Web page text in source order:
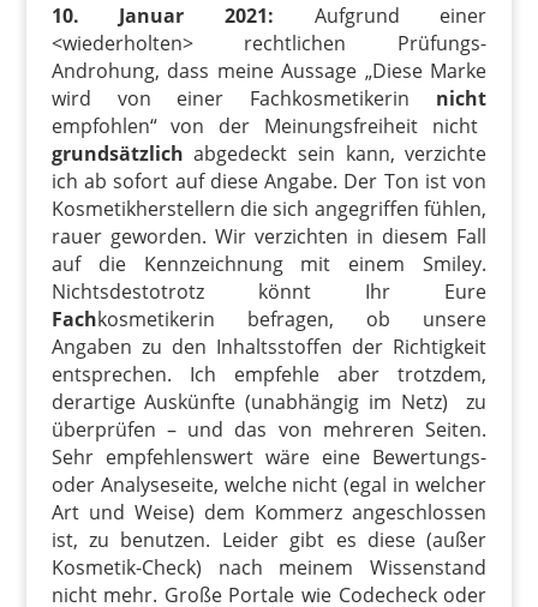
10. Januar 2021: Aufgrund einer
<wiederholten> rechtlichen Prüfungs-
Androhung, dass meine Aussage „Diese Marke
wird von einer Fachkosmetikerin nicht
empfohlen“ von der Meinungsfreiheit nicht
grundsätzlich abgedeckt sein kann, verzichte
ich ab sofort auf diese Angabe. Der Ton ist von
Kosmetikherstellern die sich angegriffen fühlen,
rauer geworden. Wir verzichten in diesem Fall
auf die Kennzeichnung mit einem Smiley.
Nichtsdestotrotz könnt Ihr Eure
Fachkosmetikerin befragen, ob unsere
Angaben zu den Inhaltsstoffen der Richtigkeit
entsprechen. Ich empfehle aber trotzdem,
derartige Auskünfte (unabhängig im Netz) zu
überprüfen – und das von mehreren Seiten.
Sehr empfehlenswert wäre eine Bewertungs-
oder Analyseseite, welche nicht (egal in welcher
Art und Weise) dem Kommerz angeschlossen
ist, zu benutzen. Leider gibt es diese (außer
Kosmetik-Check) nach meinem Wissenstand
nicht mehr. Große Portale wie Codecheck oder